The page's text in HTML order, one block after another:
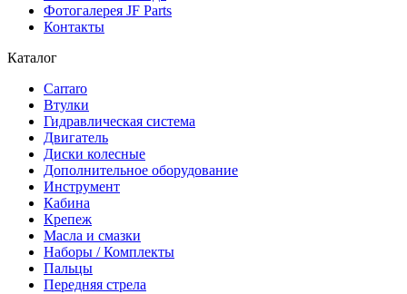
Фотогалерея JF Parts
Контакты
Каталог
Carraro
Втулки
Гидравлическая система
Двигатель
Диски колесные
Дополнительное оборудование
Инструмент
Кабина
Крепеж
Масла и смазки
Наборы / Комплекты
Пальцы
Передняя стрела